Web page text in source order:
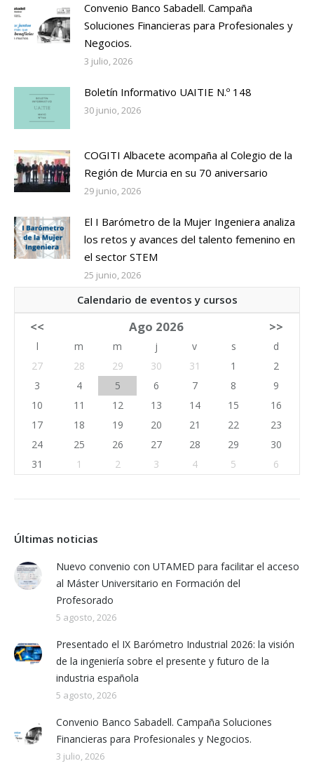
Convenio Banco Sabadell. Campaña
Soluciones Financieras para Profesionales y
Negocios.
3 julio, 2026
Boletín Informativo UAITIE N.º 148
30 junio, 2026
COGITI Albacete acompaña al Colegio de la
Región de Murcia en su 70 aniversario
29 junio, 2026
El I Barómetro de la Mujer Ingeniera analiza
los retos y avances del talento femenino en
el sector STEM
25 junio, 2026
Calendario de eventos y cursos
<< Ago 2026 >>
l m m j v s
d
27
28 29 30 31 1
2
3
4 5 6 7 8
9
10
11 12 13 14 15
16
17
18 19 20 21 22
23
24
25 26 27 28 29
30
31
1 2 3 4 5 6
Últimas noticias
Nuevo convenio con UTAMED para facilitar el acceso
al Máster Universitario en Formación del
Profesorado
5 agosto, 2026
Presentado el IX Barómetro Industrial 2026: la visión
de la ingeniería sobre el presente y futuro de la
industria española
5 agosto, 2026
Convenio Banco Sabadell. Campaña Soluciones
Financieras para Profesionales y Negocios.
3 julio, 2026